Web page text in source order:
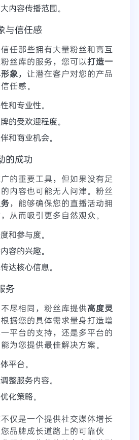
内容传播范围。
与信任感
任那些拥有大量粉丝和高互
丝库的服务，您可以打造一
象，让潜在客户对您的产品
任感。
和专业性。
的受欢迎程度。
和商业机会。
的成功
的重要工具，但如果没有足
内容也可能无人问津。粉丝
，能够确保您的直播活动拥
从而吸引更多自然观众。
和参与度。
容的兴趣。
达核心信息。
务
尽相同，粉丝库提供高度灵
根据您的具体需求量身打造增
平台的支持，还是多平台的
为您提供最佳解决方案。
平台。
整服务内容。
化策略。
仅是一个提供社交媒体增长
品牌成长道路上的可靠伙